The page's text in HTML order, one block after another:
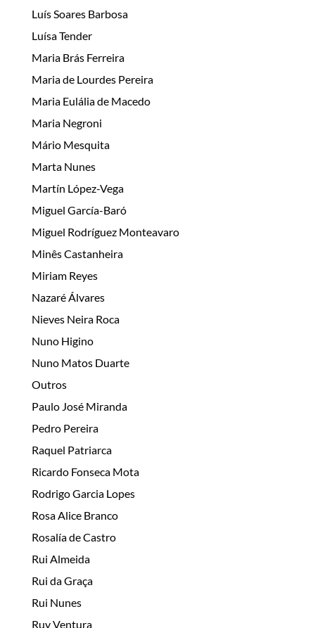
Luís Soares Barbosa
Luísa Tender
Maria Brás Ferreira
Maria de Lourdes Pereira
Maria Eulália de Macedo
Maria Negroni
Mário Mesquita
Marta Nunes
Martín López-Vega
Miguel García-Baró
Miguel Rodríguez Monteavaro
Minês Castanheira
Miriam Reyes
Nazaré Álvares
Nieves Neira Roca
Nuno Higino
Nuno Matos Duarte
Outros
Paulo José Miranda
Pedro Pereira
Raquel Patriarca
Ricardo Fonseca Mota
Rodrigo Garcia Lopes
Rosa Alice Branco
Rosalía de Castro
Rui Almeida
Rui da Graça
Rui Nunes
Ruy Ventura